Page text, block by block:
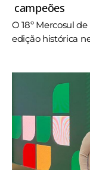
campeões
O 18º Mercosul
edição histórica